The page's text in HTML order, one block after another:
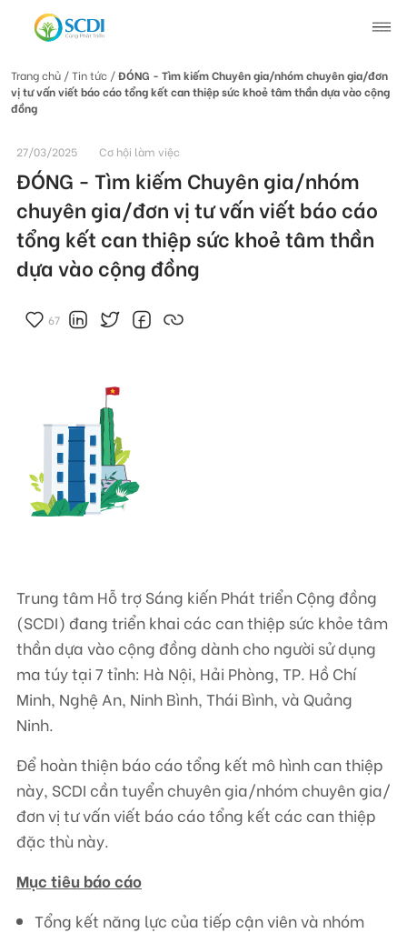
Giới thiệu về SCDI
Hoạt động của SCDI
Tin tức
Tin tức chung
Tin hoạt động
Câu chuyện thay đổi
TRUNG TÂM HỖ TRỢ SÁNG KIẾN PHÁT TRIỂN CỘNG ĐỒNG
Fax: +84-24-3572 0689
Email: scdi@scdi.org.vn
Trang chủ / Tin tức /ĐÓNG - Tìm kiếm Chuyên gia/nhóm chuyên gia/đơn
vị tư vấn viết báo cáo tổng kết can thiệp sức khoẻ tâm thần dựa vào cộng
đồng
27/03/2025 Cơ hội làm việc
ĐÓNG - Tìm kiếm Chuyên gia/nhóm
chuyên gia/đơn vị tư vấn viết báo cáo
tổng kết can thiệp sức khoẻ tâm thần
dựa vào cộng đồng
67
Trung tâm Hỗ trợ Sáng kiến Phát triển Cộng đồng
(SCDI) đang triển khai các can thiệp sức khỏe tâm
thần dựa vào cộng đồng dành cho người sử dụng
ma túy tại 7 tỉnh: Hà Nội, Hải Phòng, TP. Hồ Chí
Minh, Nghệ An, Ninh Bình, Thái Bình, và Quảng
Ninh.
Để hoàn thiện báo cáo tổng kết mô hình can thiệp
này, SCDI cần tuyển chuyên gia/nhóm chuyên gia/
đơn vị tư vấn viết báo cáo tổng kết các can thiệp
đặc thù này.
Mục tiêu báo cáo
Tổng kết năng lực của tiếp cận viên và nhóm